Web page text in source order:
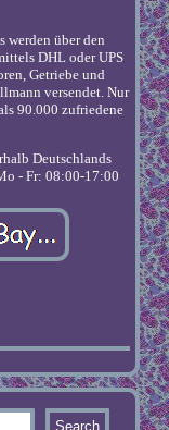
werden über den
DHL oder UPS
Getriebe und
versendet. Nur
90.000 zufriedene
Deutschlands
- Fr: 08:00-17:00